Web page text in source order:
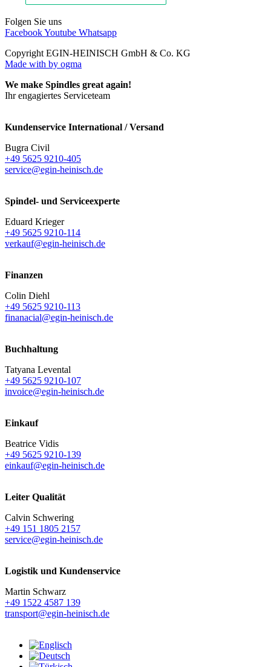
Folgen Sie uns
FacebookYoutube Whatsapp
Copyright EGIN-HEINISCH GmbH & Co. KG
Made with by ogma
We make Spindles great again!
Ihr engagiertes Serviceteam
Kundenservice International / Versand
Bugra Civil
+49 5625 9210-405
service@egin-heinisch.de
Spindel- und Serviceexperte
Eduard Krieger
+49 5625 9210-114
verkauf@egin-heinisch.de
Finanzen
Colin Diehl
+49 5625 9210-113
finanacial@egin-heinisch.de
Buchhaltung
Tatyana Levental
+49 5625 9210-107
invoice@egin-heinisch.de
Einkauf
Beatrice Vidis
+49 5625 9210-139
einkauf@egin-heinisch.de
Leiter Qualität
Calvin Schwering
+49 151 1805 2157
service@egin-heinisch.de
Logistik und Kundenservice
Martin Schwarz
+49 1522 4587 139
transport@egin-heinisch.de